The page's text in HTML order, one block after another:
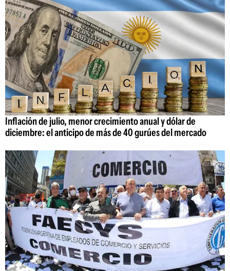
Inflación de julio, menor crecimiento anual y dólar de
diciembre: el anticipo de más de 40 gurúes del mercado